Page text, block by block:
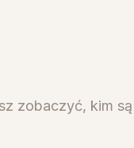
zobaczyć, kim są